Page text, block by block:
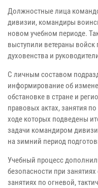
Должностные лица
дивизии, командиры
новом учебном периоде.
выступили ветераны войск
духовенства и
С личным составом
информирование об
обстановке в стране и
правовых актах, занятия
ходе которых подведены
задачи командиром
на зимний период
Учебный процесс
безопасности при
занятиях по огневой,